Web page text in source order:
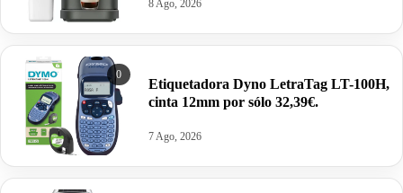
8 Ago, 2026
0
Etiquetadora Dyno LetraTag LT-100H,
cinta 12mm por sólo 32,39€.
7 Ago, 2026